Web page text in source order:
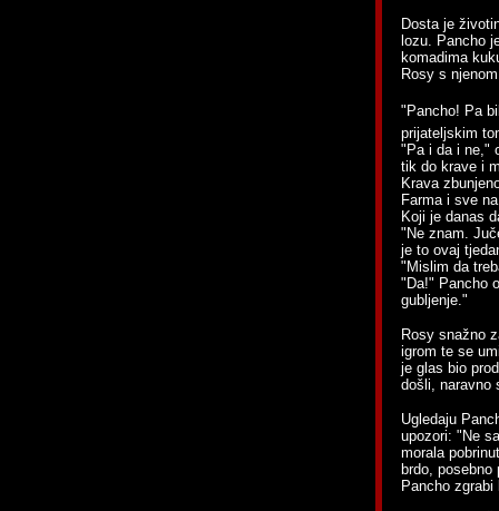
Dosta je
lozu. Pancho
komadima
Rosy s
"Pancho! Pa
prijateljskim
"Pa i da i ne,"
tik do krave i
Krava
Farma i sve
Koji je danas
"Ne znam.
je to ovaj
"Mislim da
"Da!" Pancho
gubljenje."
Rosy snažno
igrom te se
je glas bio
došli, naravno
Ugledaju
upozori: "Ne
morala
brdo,
Pancho